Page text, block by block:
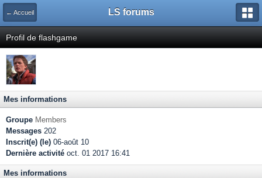
← Accueil LS forums
Profil de flashgame
Mes informations
Groupe Members
Messages 202
Inscrit(e) (le) 06-août 10
Dernière activité oct. 01 2017 16:41
Mes informations